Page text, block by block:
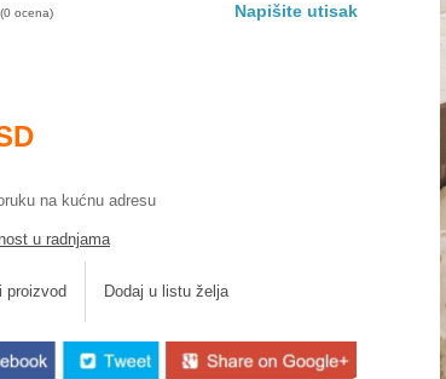
(0 ocena) Napišite utisak
na kućnu adresu
u radnjama
proizvod Dodaj u listu želja